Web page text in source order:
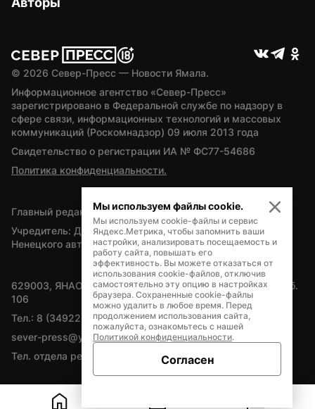
© 2026 Север-Пресс — Новости Ямала.
Информационное агентство «Север-Пресс»
зарегистрировано в Федеральной службе по надзору в
сфере связи, информационных технологий и массовых
коммуникаций (Роскомнадзор) 09 июля 2013 года
Свидетельство о регистрации ИА № ФС77-54686
Политика конфиденциальности.
Главный редактор — А.Л. Поздеев
Учредитель: Департамент внутренней политики Ямало-
Ненецкого автономного округа
629003, ЯНАО, Салехард, мкр. Богдана Кнунянца, д.1, каб.
106
Тел.: 8 (34922) 71262
sever-press@yamal-media.ru
Тел. отдела рекламы: 8 (34922) 42728
Мы используем файлы cookie.
Мы используем cookie-файлы и сервис
Яндекс.Метрика, чтобы запомнить ваши
настройки, анализировать посещаемость и
работу сайта, повышать его
эффективность. Вы можете отказаться от
использования cookie-файлов, отключив
самостоятельно эту опцию в настройках
браузера. Сохраненные cookie-файлы
можно удалить в любое время. Перед
продолжением использования сайта,
пожалуйста, ознакомьтесь с нашей
Политикой конфиденциальности.
Согласен